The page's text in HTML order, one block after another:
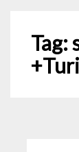
Tag: